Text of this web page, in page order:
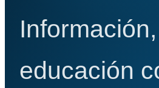
educación